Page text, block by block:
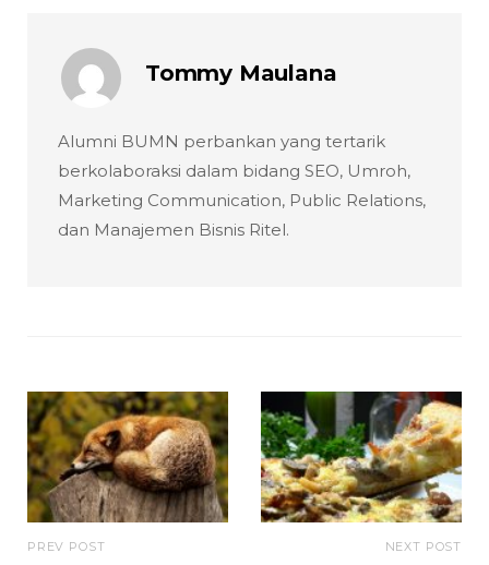
Tommy Maulana
Alumni BUMN perbankan yang tertarik
berkolaboraksi dalam bidang SEO, Umroh,
Marketing Communication, Public Relations,
dan Manajemen Bisnis Ritel.
PREV POST NEXT POST